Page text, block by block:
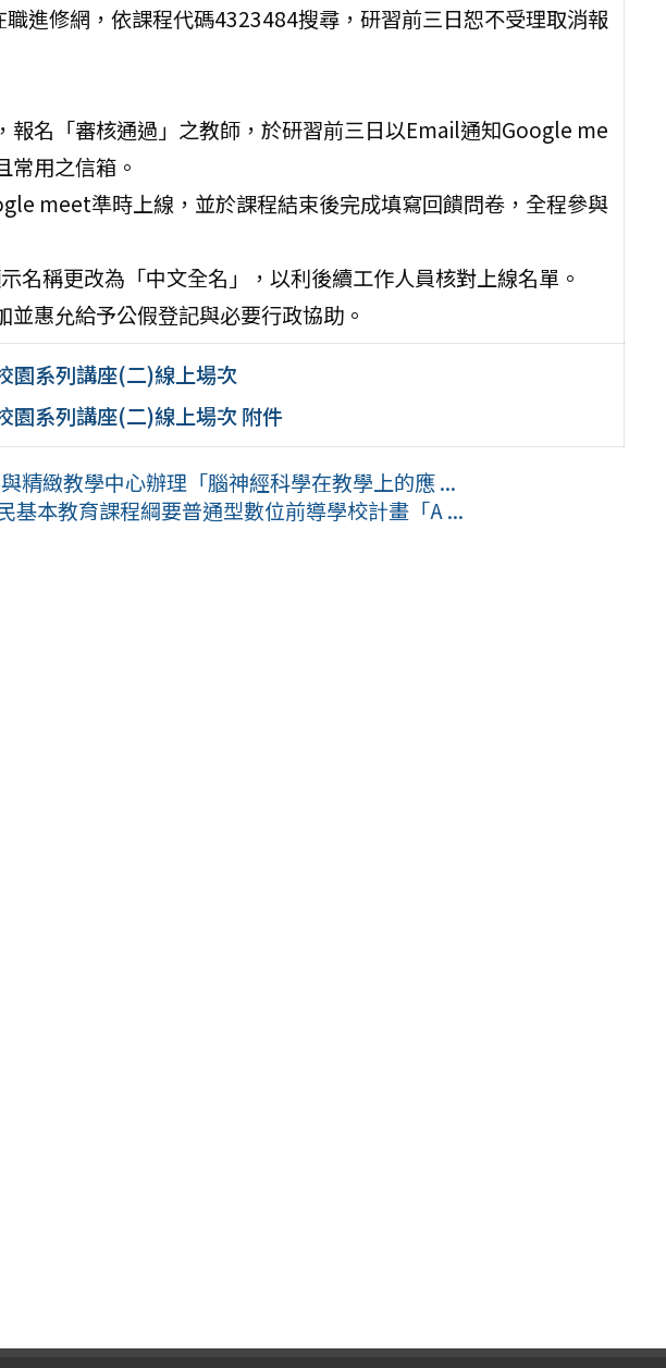
進修網，依課程代碼4323484搜尋，研習前三日恕不受理取消報
報名「審核通過」之教師，於研習前三日以Email通知Google me
用之信箱。
meet準時上線，並於課程結束後完成填寫回饋問卷，全程參與
名稱更改為「中文全名」，以利後續工作人員核對上線名單。
惠允給予公假登記與必要行政協助。
園系列講座(二)線上場次
園系列講座(二)線上場次 附件
精緻教學中心辦理「腦神經科學在教學上的應 ...
基本教育課程綱要普通型數位前導學校計畫「A ...